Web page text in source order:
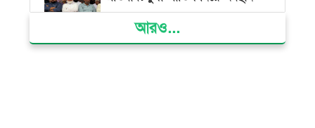
ক্ষমতার কেন্দ্র গণভবন থেকে রক্তাক্ত
আরও...